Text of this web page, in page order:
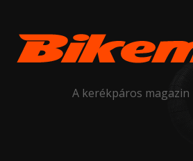
A kerékpáros magazin